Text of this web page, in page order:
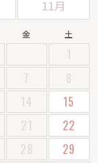
11月
金 土
1
7
8
14
15
21
22
28
29